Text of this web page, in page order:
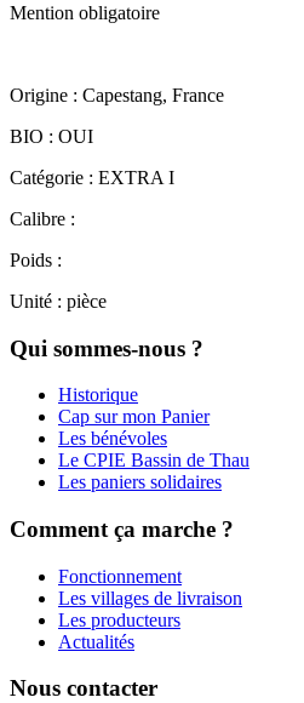
Mention obligatoire
Origine : Capestang, France
BIO : OUI
Catégorie : EXTRA I
Calibre :
Poids :
Unité : pièce
Qui sommes-nous ?
Historique
Cap sur mon Panier
Les bénévoles
Le CPIE Bassin de Thau
Les paniers solidaires
Comment ça marche ?
Fonctionnement
Les villages de livraison
Les producteurs
Actualités
Nous contacter